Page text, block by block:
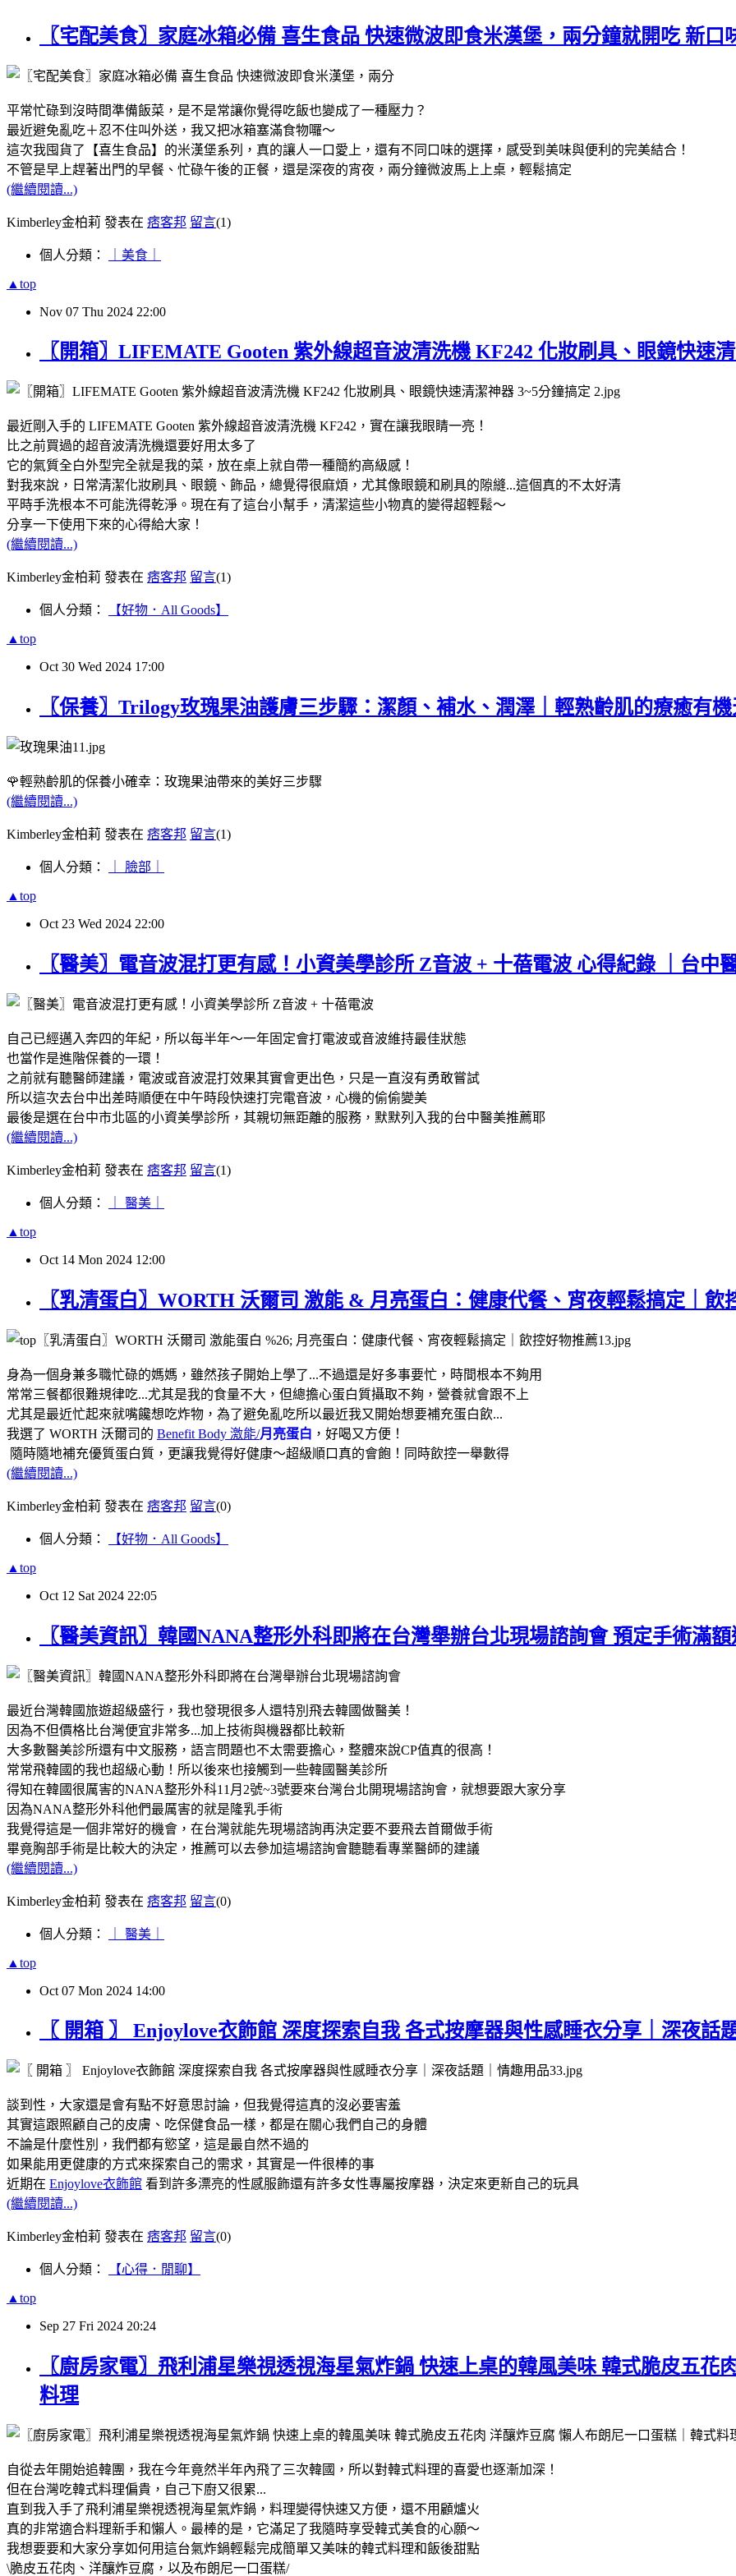
〖宅配美食〗家庭冰箱必備 喜生食品 快速微波即食米漢堡，兩分鐘就開吃 新
平常忙碌到沒時間準備飯菜，是不是常讓你覺得吃飯也變成了一種壓力？
最近避免亂吃＋忍不住叫外送，我又把冰箱塞滿食物囉～
這次我囤貨了【喜生食品】的米漢堡系列，真的讓人一口愛上，還有不同口味的選擇，感受到美味與便利的完美結合！
不管是早上趕著出門的早餐、忙碌午後的正餐，還是深夜的宵夜，兩分鐘微波馬上上桌，輕鬆搞定
(繼續閱讀...)
Kimberley金柏莉 發表在 痞客邦 留言(1)
個人分類： ｜美食｜
▲top
Nov 07 Thu 2024 22:00
〖開箱〗LIFEMATE Gooten 紫外線超音波清洗機 KF242 化妝刷具、眼鏡快速
最近剛入手的 LIFEMATE Gooten 紫外線超音波清洗機 KF242，實在讓我眼睛一亮！
比之前買過的超音波清洗機還要好用太多了
它的氣質全白外型完全就是我的菜，放在桌上就自帶一種簡約高級感！
對我來說，日常清潔化妝刷具、眼鏡、飾品，總覺得很麻煩，尤其像眼鏡和刷具的隙縫...這個真的不太好清
平時手洗根本不可能洗得乾淨。現在有了這台小幫手，清潔這些小物真的變得超輕鬆～
分享一下使用下來的心得給大家！
(繼續閱讀...)
Kimberley金柏莉 發表在 痞客邦 留言(1)
個人分類： 【好物．All Goods】
▲top
Oct 30 Wed 2024 17:00
〖保養〗Trilogy玫瑰果油護膚三步驟：潔顏、補水、潤澤｜輕熟齡肌的療癒有
🌹輕熟齡肌的保養小確幸：玫瑰果油帶來的美好三步驟
(繼續閱讀...)
Kimberley金柏莉 發表在 痞客邦 留言(1)
個人分類： ｜ 臉部｜
▲top
Oct 23 Wed 2024 22:00
〖醫美〗電音波混打更有感！小資美學診所 Z音波 + 十蓓電波 心得紀錄 ｜台中
自己已經邁入奔四的年紀，所以每半年～一年固定會打電波或音波維持最佳狀態
也當作是進階保養的一環！
之前就有聽醫師建議，電波或音波混打效果其實會更出色，只是一直沒有勇敢嘗試
所以這次去台中出差時順便在中午時段快速打完電音波，心機的偷偷變美
最後是選在台中市北區的小資美學診所，其親切無距離的服務，默默列入我的台中醫美推薦耶
(繼續閱讀...)
Kimberley金柏莉 發表在 痞客邦 留言(1)
個人分類： ｜ 醫美｜
▲top
Oct 14 Mon 2024 12:00
〖乳清蛋白〗WORTH 沃爾司 激能 & 月亮蛋白：健康代餐、宵夜輕鬆搞定｜飲
身為一個身兼多職忙碌的媽媽，雖然孩子開始上學了...不過還是好多事要忙，時間根本不夠用
常常三餐都很難規律吃...尤其是我的食量不大，但總擔心蛋白質攝取不夠，營養就會跟不上
尤其是最近忙起來就嘴饞想吃炸物，為了避免亂吃所以最近我又開始想要補充蛋白飲...
我選了 WORTH 沃爾司的 Benefit Body 激能/月亮蛋白 ，好喝又方便！
隨時隨地補充優質蛋白質，更讓我覺得好健康～超級順口真的會飽！同時飲控一舉數得
(繼續閱讀...)
Kimberley金柏莉 發表在 痞客邦 留言(0)
個人分類： 【好物．All Goods】
▲top
Oct 12 Sat 2024 22:05
〖醫美資訊〗韓國NANA整形外科即將在台灣舉辦台北現場諮詢會 預定手術滿
最近台灣韓國旅遊超級盛行，我也發現很多人還特別飛去韓國做醫美！
因為不但價格比台灣便宜非常多...加上技術與機器都比較新
大多數醫美診所還有中文服務，語言問題也不太需要擔心，整體來說CP值真的很高！
常常飛韓國的我也超級心動！所以後來也接觸到一些韓國醫美診所
得知在韓國很厲害的NANA整形外科11月2號~3號要來台灣台北開現場諮詢會，就想要跟大家分享
因為NANA整形外科他們最厲害的就是隆乳手術
我覺得這是一個非常好的機會，在台灣就能先現場諮詢再決定要不要飛去首爾做手術
畢竟胸部手術是比較大的決定，推薦可以去參加這場諮詢會聽聽看專業醫師的建議
(繼續閱讀...)
Kimberley金柏莉 發表在 痞客邦 留言(0)
個人分類： ｜ 醫美｜
▲top
Oct 07 Mon 2024 14:00
〖 開箱 〗 Enjoylove衣飾館 深度探索自我 各式按摩器與性感睡衣分享｜深夜話
談到性，大家還是會有點不好意思討論，但我覺得這真的沒必要害羞
其實這跟照顧自己的皮膚、吃保健食品一樣，都是在關心我們自己的身體
不論是什麼性別，我們都有慾望，這是最自然不過的
如果能用更健康的方式來探索自己的需求，其實是一件很棒的事
近期在 Enjoylove衣飾館 看到許多漂亮的性感服飾還有許多女性專屬按摩器，決定來更新自己的玩具
(繼續閱讀...)
Kimberley金柏莉 發表在 痞客邦 留言(0)
個人分類： 【心得．閒聊】
▲top
Sep 27 Fri 2024 20:24
〖廚房家電〗飛利浦星樂視透視海星氣炸鍋 快速上桌的韓風美味 韓式脆皮五花
料理
自從去年開始追韓團，我在今年竟然半年內飛了三次韓國，所以對韓式料理的喜愛也逐漸加深！
但在台灣吃韓式料理偏貴，自己下廚又很累...
直到我入手了飛利浦星樂視透視海星氣炸鍋，料理變得快速又方便，還不用顧爐火
真的非常適合料理新手和懶人。最棒的是，它滿足了我隨時享受韓式美食的心願～
我想要要和大家分享如何用這台氣炸鍋輕鬆完成簡單又美味的韓式料理和飯後甜點
\脆皮五花肉、洋釀炸豆腐，以及布朗尼一口蛋糕/